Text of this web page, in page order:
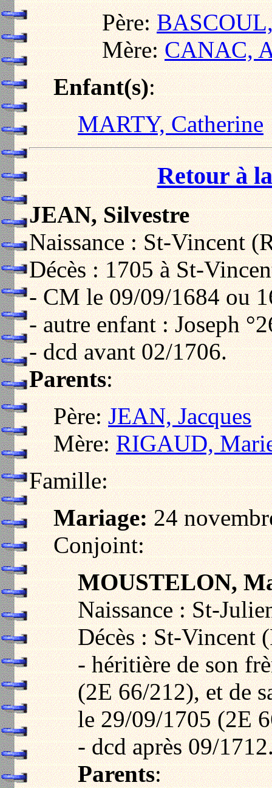
Père:
Mère:CANAC,
Enfant(s):
MARTY, Catherine
Retour à
JEAN, Silvestre
Naissance : St-Vincent
Décès : 1705 à St-
- CM le 09/09/1684 ou
- autre enfant : Joseph
- dcd avant 02/1706.
Parents:
Père:JEAN, Jacques
Mère:RIGAUD,
Famille:
Mariage:24
Conjoint:
MOUSTELON,
Naissance : St-
Décès : St-Vincent
- héritière de son
(2E 66/212), et de
le 29/09/1705 (2E
- dcd après 09/
Parents: